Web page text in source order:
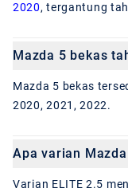
2020, tergantung
Mazda 5 bekas
Mazda 5 bekas
2020, 2021, 2022.
Apa varian
Varian ELITE 2.5